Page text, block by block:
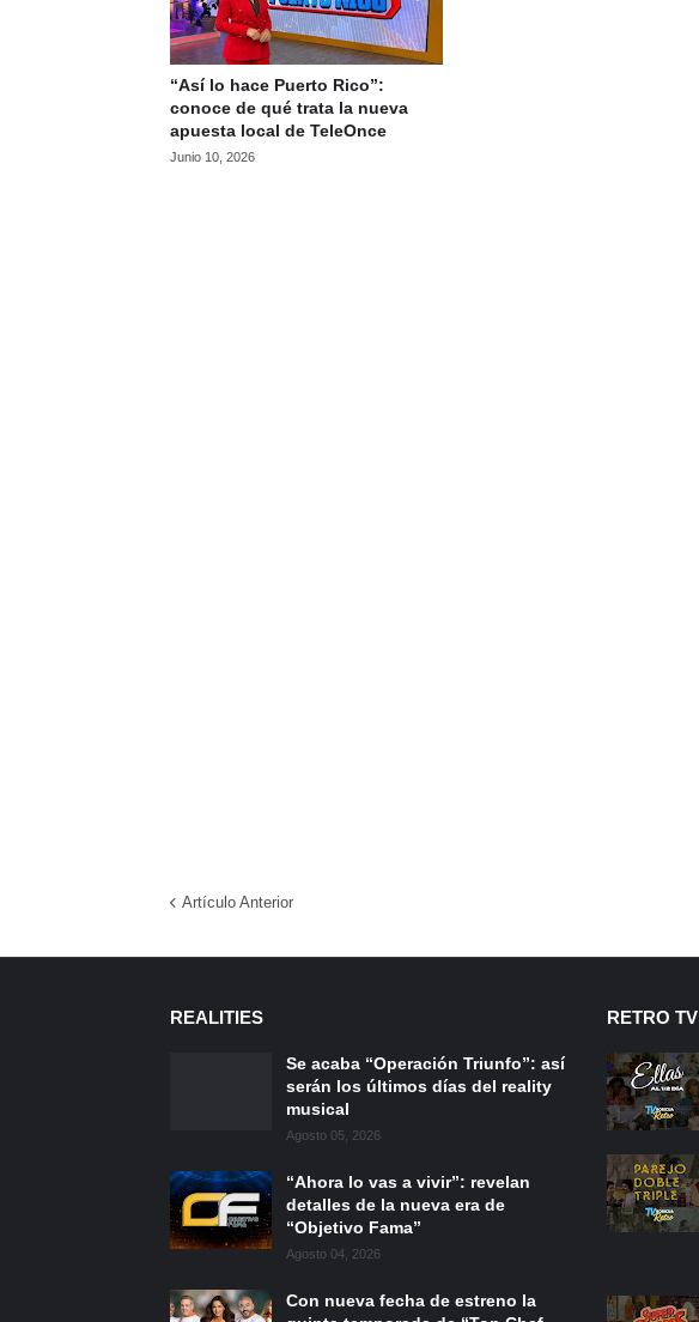
“Así lo hace Puerto Rico”:
conoce de qué trata la nueva
apuesta local de TeleOnce
Junio 10, 2026
Artículo Anterior
REALITIES
Se acaba “Operación Triunfo”: así
serán los últimos días del reality
musical
Agosto 05, 2026
“Ahora lo vas a vivir”: revelan
detalles de la nueva era de
“Objetivo Fama”
Agosto 04, 2026
Con nueva fecha de estreno la
RETRO TV